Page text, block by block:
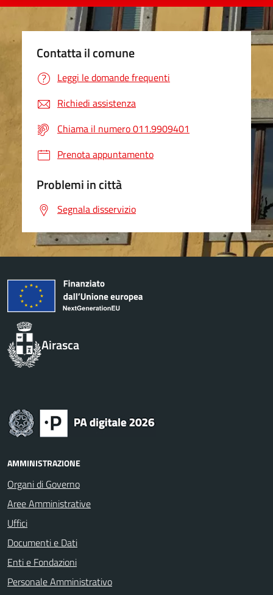
Contatta il comune
Leggi le domande frequenti
Richiedi assistenza
Chiama il numero 011.9909401
Prenota appuntamento
Problemi in città
Segnala disservizio
Airasca
AMMINISTRAZIONE
Organi di Governo
Aree Amministrative
Uffici
Documenti e Dati
Enti e Fondazioni
Personale Amministrativo